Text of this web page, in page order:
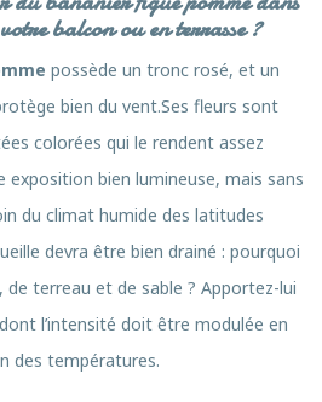
balcon ou en terrasse ?
possède un tronc rosé, et un
bien du vent.Ses fleurs sont
colorées qui le rendent assez
exposition bien lumineuse, mais sans
du climat humide des latitudes
devra être bien drainé : pourquoi
de terreau et de sable ? Apportez-lui
l’intensité doit être modulée en
des températures.